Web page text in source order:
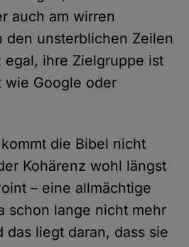
auch am wirren
den unsterblichen Zeilen
ihre Zielgruppe ist
Google oder
die Bibel nicht
Kohärenz wohl längst
– eine allmächtige
schon lange nicht mehr
liegt daran, dass sie